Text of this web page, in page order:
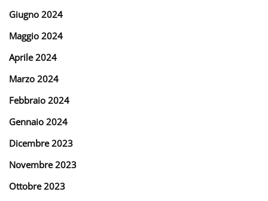
Giugno 2024
Maggio 2024
Aprile 2024
Marzo 2024
Febbraio 2024
Gennaio 2024
Dicembre 2023
Novembre 2023
Ottobre 2023